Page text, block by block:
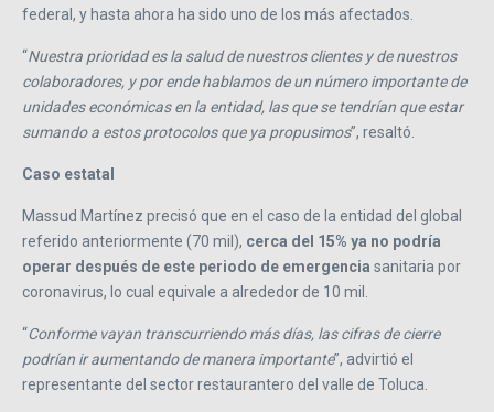
federal, y hasta ahora ha sido uno de los más afectados.
“Nuestra prioridad es la salud de nuestros clientes y de nuestros
colaboradores, y por ende hablamos de un número importante de
unidades económicas en la entidad, las que se tendrían que estar
sumando a estos protocolos que ya propusimos”, resaltó.
Caso estatal
Massud Martínez precisó que en el caso de la entidad del global
referido anteriormente (70 mil), cerca del 15% ya no podría
operar después de este periodo de emergencia sanitaria por
coronavirus, lo cual equivale a alrededor de 10 mil.
“Conforme vayan transcurriendo más días, las cifras de cierre
podrían ir aumentando de manera importante”, advirtió el
representante del sector restaurantero del valle de Toluca.